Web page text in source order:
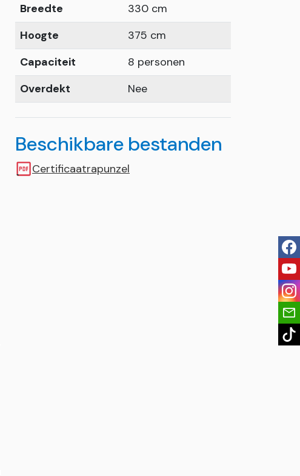
Breedte
330 cm
Hoogte
375 cm
Capaciteit
8 personen
Overdekt
Nee
Beschikbare bestanden
Certificaatrapunzel